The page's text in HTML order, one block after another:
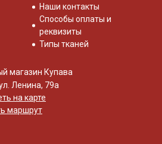
Наши контакты
Способы оплаты и
реквизиты
Типы тканей
магазин Купава
Ленина, 79а
на карте
маршрут